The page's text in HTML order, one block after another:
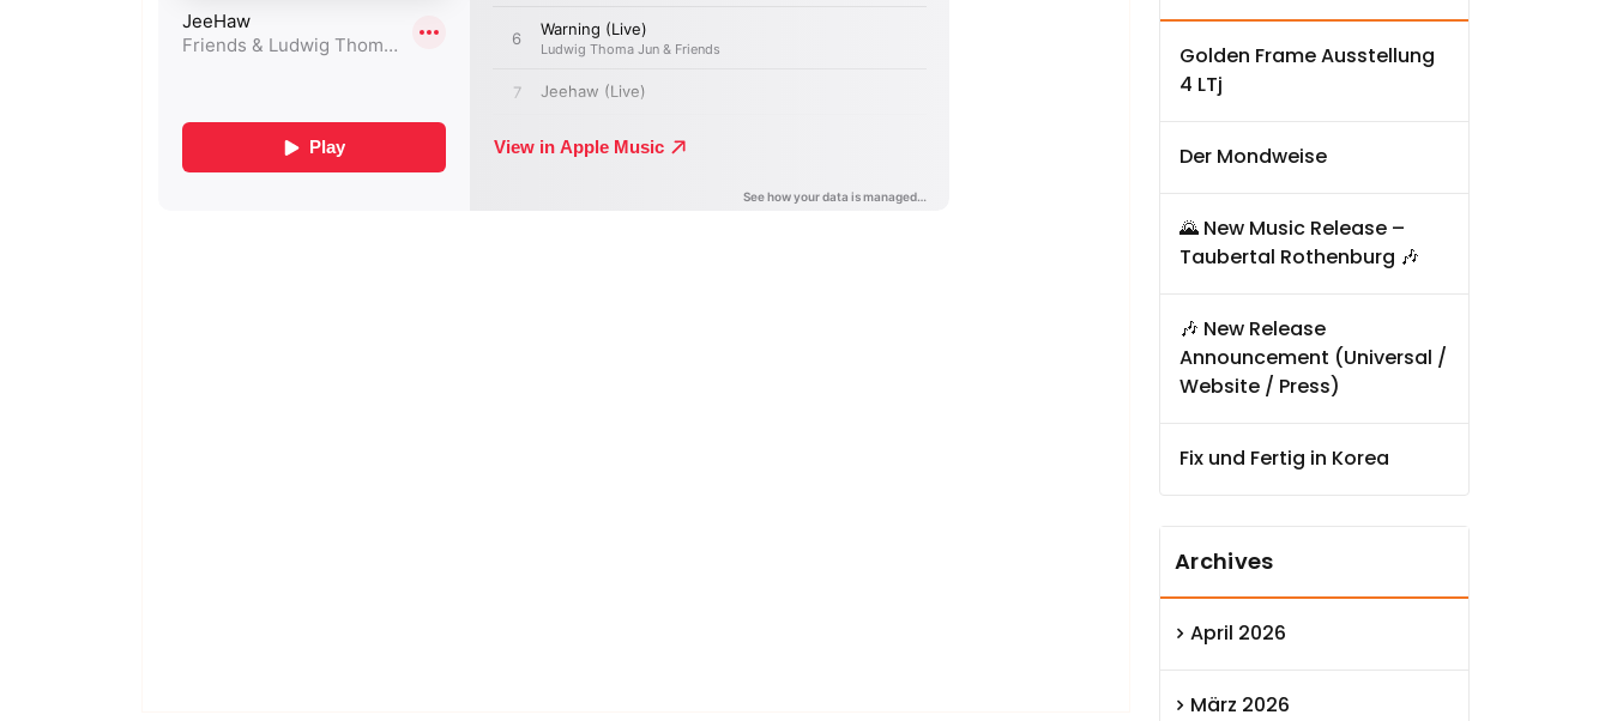
Golden Frame Ausstellung
4 LTj
Der Mondweise
🌄 New Music Release –
Taubertal Rothenburg 🎶
🎶 New Release
Announcement (Universal /
Website / Press)
Fix und Fertig in Korea
Archives
April 2026
März 2026